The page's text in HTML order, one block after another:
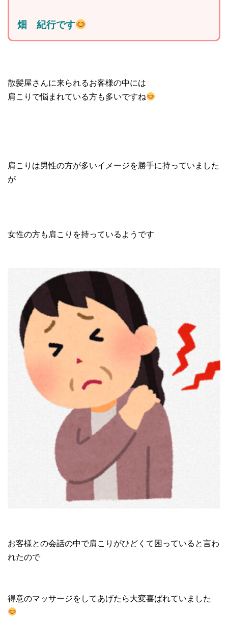
畑 紀行です
散髪屋さんに来られるお客様の中には
肩こりで悩まれている方も多いですね
肩こりは男性の方が多いイメージを勝手に持っていました
が
女性の方も肩こりを持っているようです
お客様との会話の中で肩こりがひどくて困っていると言わ
れたので
得意のマッサージをしてあげたら大変喜ばれていました